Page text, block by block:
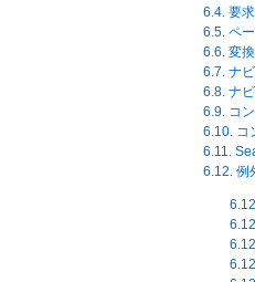
6.4. 要
6.5. ペ
6.6. 変
6.7. ナ
6.8. ナ
6.9. コ
6.10. コ
6.11.
6.12. 例